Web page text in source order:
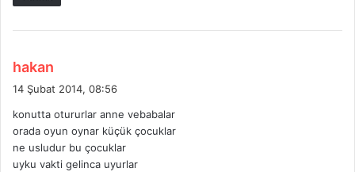
hakan
i
k
i
14 Şubat 2014, 08:56
konutta otururlar anne vebabalar
orada oyun oynar küçük çocuklar
ne usludur bu çocuklar
uyku vakti gelinca uyurlar